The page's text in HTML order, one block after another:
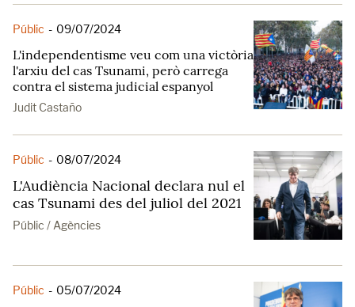
Públic - 09/07/2024
L'independentisme veu com una victòria
l'arxiu del cas Tsunami, però carrega
contra el sistema judicial espanyol
Judit Castaño
Públic - 08/07/2024
L'Audiència Nacional declara nul el
cas Tsunami des del juliol del 2021
Públic / Agències
Públic - 05/07/2024